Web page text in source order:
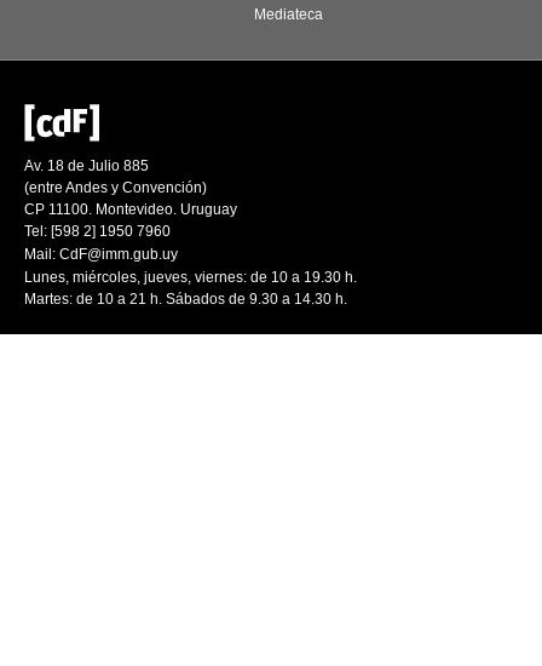
Mediateca
Av. 18 de Julio 885
(entre Andes y Convención)
CP 11100. Montevideo. Uruguay
Tel: [598 2] 1950 7960
Mail: CdF@imm.gub.uy
Lunes, miércoles, jueves, viernes: de 10 a 19.30 h.
Martes: de 10 a 21 h. Sábados de 9.30 a 14.30 h.